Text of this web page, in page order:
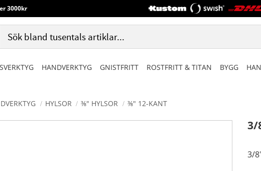
3000kr
HANDVERKTYG GNISTFRITT ROSTFRITT & TITAN BYGG
HYLSOR ⅜" HYLSOR ⅜" 12-KANT
3/
3/